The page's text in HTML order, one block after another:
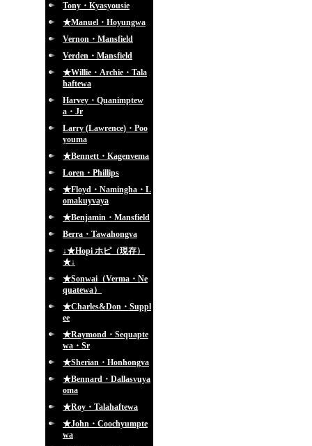
Tony・Kyasyousie
★Manuel・Hoyungwa
Vernon・Mansfield
Verden・Mansfield
★Willie・Archie・Tala
haftewa
Harvey・Quanimptew
a・Jr
Larry (Lawrence)・Poo
youma
★Bennett・Kagenvema
Loren・Phillips
★Floyd・Namingha・L
omakuyvaya
★Benjamin・Mansfield
Berra・Tawahongva
↓★Hopi ホピ（現存）
★↓
★Sonwai（Verma・Ne
quatewa）
★Charles&Don・Suppl
ee
★Raymond・Sequapte
wa・Sr
★Sherian・Honhongva
★Bennard・Dallasvuya
oma
★Roy・Talahaftewa
★John・Coochyumpte
wa